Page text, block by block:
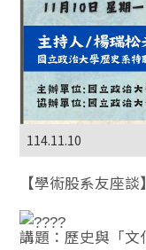
114.11.10
【學術股系友座談】
講題：歷史與「文